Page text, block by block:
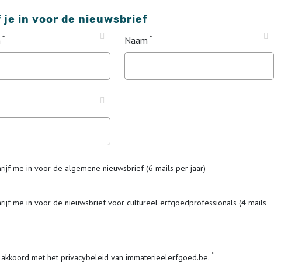
in voor de nieuwsbrief
Naam
me in voor de algemene nieuwsbrief (6 mails per jaar)
me in voor de nieuwsbrief voor cultureel erfgoedprofessionals (4 mails
akkoord met het privacybeleid van immaterieelerfgoed.be.